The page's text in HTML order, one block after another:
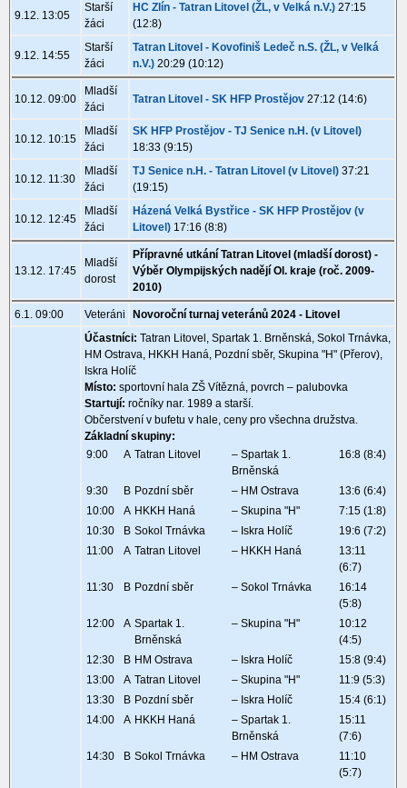
9.12. 13:05
Starší
žáci
HC Zlín - Tatran Litovel (ŽL, v Velká n.V.) 27:15
(12:8)
9.12. 14:55
Starší
žáci
Tatran Litovel - Kovofiniš Ledeč n.S. (ŽL, v Velká
n.V.) 20:29 (10:12)
10.12. 09:00
Mladší
žáci
Tatran Litovel - SK HFP Prostějov 27:12 (14:6)
10.12. 10:15
Mladší
žáci
SK HFP Prostějov - TJ Senice n.H. (v Litovel)
18:33 (9:15)
10.12. 11:30
Mladší
žáci
TJ Senice n.H. - Tatran Litovel (v Litovel) 37:21
(19:15)
10.12. 12:45
Mladší
žáci
Házená Velká Bystřice - SK HFP Prostějov (v
Litovel) 17:16 (8:8)
13.12. 17:45
Mladší
dorost
Přípravné utkání Tatran Litovel (mladší dorost) -
Výběr Olympijských nadějí Ol. kraje (roč. 2009-
2010)
6.1. 09:00 Veteráni
Novoroční turnaj veteránů 2024 - Litovel
Účastníci: Tatran Litovel, Spartak 1. Brněnská, Sokol Trnávka,
HM Ostrava, HKKH Haná, Pozdní sběr, Skupina "H" (Přerov),
Iskra Holíč
Místo: sportovní hala ZŠ Vítězná, povrch – palubovka
Startují: ročníky nar. 1989 a starší.
Občerstvení v bufetu v hale, ceny pro všechna družstva.
Základní skupiny:
9:00
A Tatran Litovel
– Spartak 1.
Brněnská
16:8 (8:4)
9:30 B Pozdní sběr – HM Ostrava
13:6 (6:4)
10:00
A HKKH Haná – Skupina "H"
7:15 (1:8)
10:30
B Sokol Trnávka – Iskra Holíč
19:6 (7:2)
11:00
A Tatran Litovel – HKKH Haná
13:11
(6:7)
11:30
B Pozdní sběr – Sokol Trnávka
16:14
(5:8)
12:00
A Spartak 1.
Brněnská
– Skupina "H"
10:12
(4:5)
12:30
B HM Ostrava – Iskra Holíč
15:8 (9:4)
13:00
A Tatran Litovel – Skupina "H"
11:9 (5:3)
13:30
B Pozdní sběr – Iskra Holíč
15:4 (6:1)
14:00
A HKKH Haná
– Spartak 1.
Brněnská
15:11
(7:6)
14:30
B Sokol Trnávka – HM Ostrava
11:10
(5:7)